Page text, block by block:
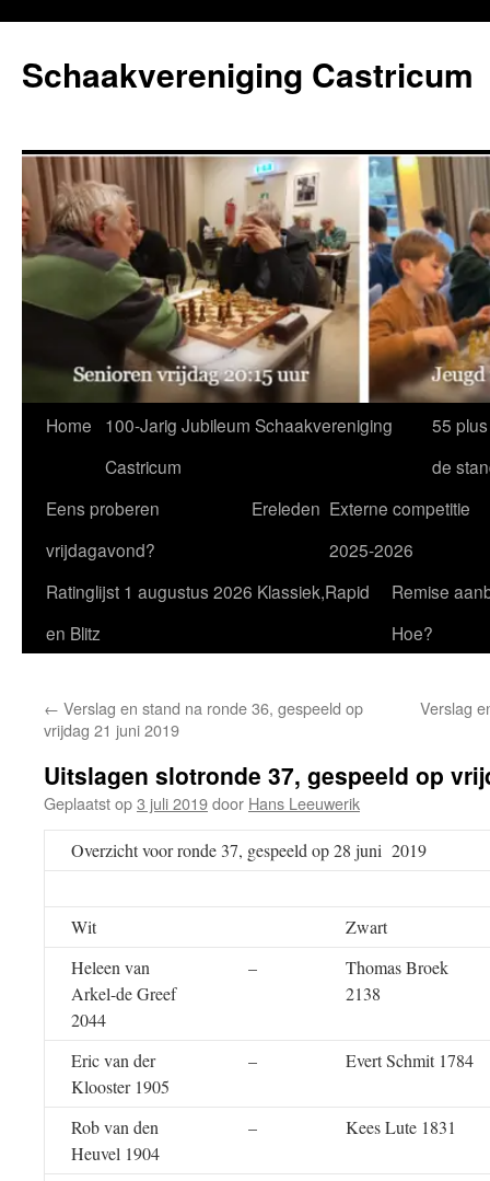
de
inhoud
Schaakvereniging Castricum
Home
100-Jarig Jubileum Schaakvereniging
Castricum
55
de
Eens proberen
vrijdagavond?
Ereleden Externe competitie
2025-2026
Ratinglijst 1 augustus 2026 Klassiek,Rapid
en Blitz
Remise
Hoe?
← Verslag en stand na ronde 36, gespeeld op
vrijdag 21 juni 2019
Verslag
Uitslagen slotronde 37, gespeeld op
Geplaatst op3 juli 2019door Hans Leeuwerik
Overzicht voor ronde 37, gespeeld op 28 juni 2019
Wit
Zwart
Heleen van
Arkel-de Greef
2044
–
Thomas Broek
2138
Eric van der
Klooster 1905
– Evert Schmit 1784
Rob van den
Heuvel 1904
– Kees Lute 1831